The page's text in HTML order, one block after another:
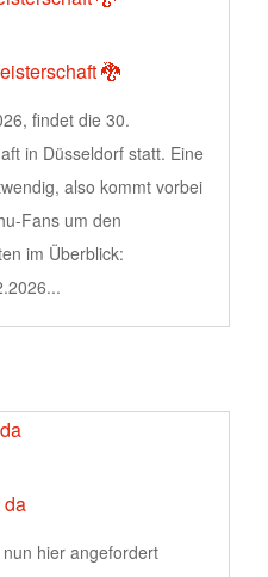
🐉
findet die 30.
in Düsseldorf statt. Eine
also kommt vorbei
Fans um den
im Überblick:
da
hier angefordert